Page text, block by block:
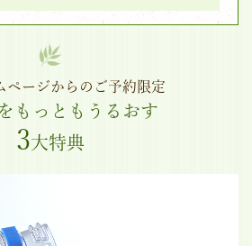
ページからのご予約限定
もっともうるおす
3大特典